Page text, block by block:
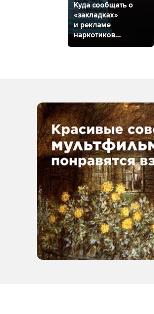
Куда сообщать о
«закладках»
и рекламе
наркотиков
на стенах